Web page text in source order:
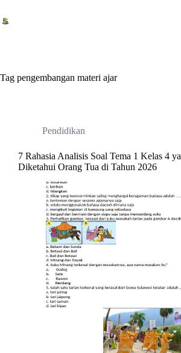
to
content
Tag pengembangan materi ajar
Pendidikan
7 Rahasia Analisis Soal Tema 1 Kelas 4
Diketahui Orang Tua di Tahun 2026